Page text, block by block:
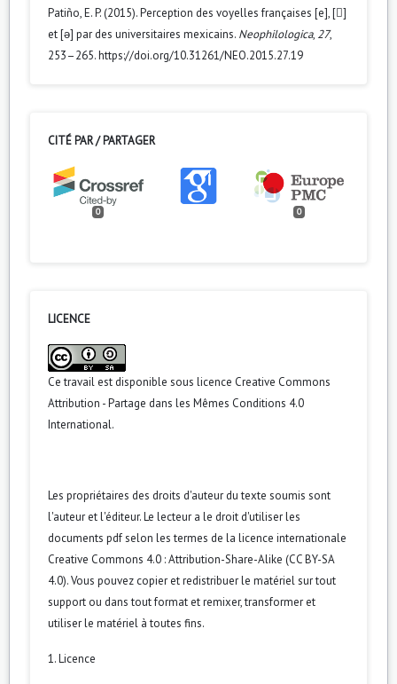
Patiño, E. P. (2015). Perception des voyelles françaises [e], []
et [ə] par des universitaires mexicains. Neophilologica, 27,
253–265. https://doi.org/10.31261/NEO.2015.27.19
CITÉ PAR / PARTAGER
0 0
LICENCE
Ce travail est disponible sous licence Creative Commons
Attribution - Partage dans les Mêmes Conditions 4.0
International.
Les propriétaires des droits d'auteur du texte soumis sont
l'auteur et l'éditeur. Le lecteur a le droit d'utiliser les
documents pdf selon les termes de la licence internationale
Creative Commons 4.0 : Attribution-Share-Alike (CC BY-SA
4.0). Vous pouvez copier et redistribuer le matériel sur tout
support ou dans tout format et remixer, transformer et
utiliser le matériel à toutes fins.
1. Licence